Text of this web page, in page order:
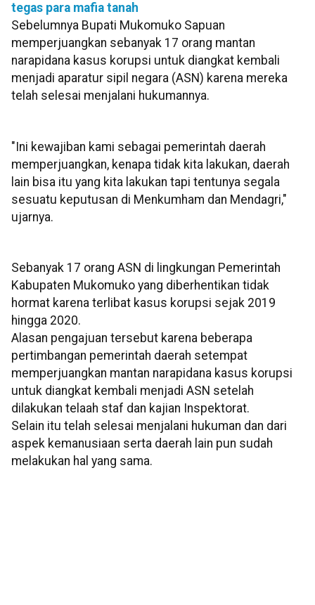
tegas para mafia tanah
Sebelumnya Bupati Mukomuko Sapuan
memperjuangkan sebanyak 17 orang mantan
narapidana kasus korupsi untuk diangkat kembali
menjadi aparatur sipil negara (ASN) karena mereka
telah selesai menjalani hukumannya.
"Ini kewajiban kami sebagai pemerintah daerah
memperjuangkan, kenapa tidak kita lakukan, daerah
lain bisa itu yang kita lakukan tapi tentunya segala
sesuatu keputusan di Menkumham dan Mendagri,"
ujarnya.
Sebanyak 17 orang ASN di lingkungan Pemerintah
Kabupaten Mukomuko yang diberhentikan tidak
hormat karena terlibat kasus korupsi sejak 2019
hingga 2020.
Alasan pengajuan tersebut karena beberapa
pertimbangan pemerintah daerah setempat
memperjuangkan mantan narapidana kasus korupsi
untuk diangkat kembali menjadi ASN setelah
dilakukan telaah staf dan kajian Inspektorat.
Selain itu telah selesai menjalani hukuman dan dari
aspek kemanusiaan serta daerah lain pun sudah
melakukan hal yang sama.